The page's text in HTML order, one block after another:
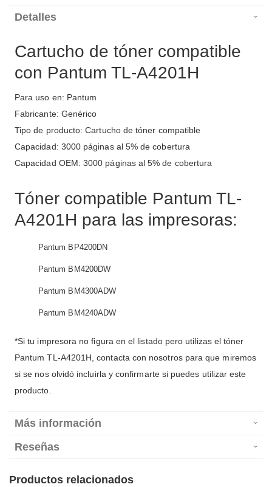
Detalles
Cartucho de tóner compatible
con Pantum TL-A4201H
Para uso en: Pantum
Fabricante: Genérico
Tipo de producto: Cartucho de tóner compatible
Capacidad: 3000 páginas al 5% de cobertura
Capacidad OEM: 3000 páginas al 5% de cobertura
Tóner compatible Pantum TL-
A4201H para las impresoras:
Pantum BP4200DN
Pantum BM4200DW
Pantum BM4300ADW
Pantum BM4240ADW
*Si tu impresora no figura en el listado pero utilizas el tóner
Pantum TL-A4201H, contacta con nosotros para que miremos
si se nos olvidó incluirla y confirmarte si puedes utilizar este
producto.
Más información
Reseñas
Productos relacionados